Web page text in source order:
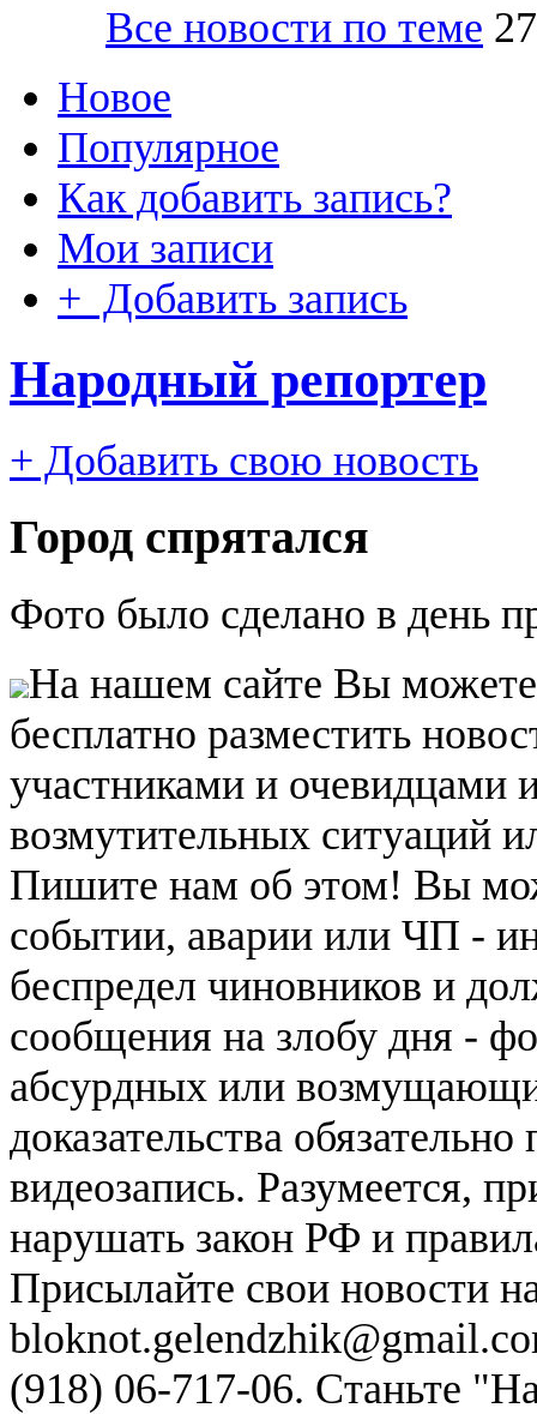
Все новости по теме
Новое
Популярное
Как добавить запись?
Мои записи
+ Добавить запись
Народный репортер
+ Добавить свою новость
Город спрятался
Фото было сделано в день
На нашем сайте Вы
бесплатно разместить
участниками и очевидцами
возмутительных ситуаций
Пишите нам об этом! Вы
событии, аварии или ЧП -
беспредел чиновников и
сообщения на злобу дня -
абсурдных или
доказательства
видеозапись. Разумеется,
нарушать закон РФ и
Присылайте свои новости
(918) 06-717-06. Станьте